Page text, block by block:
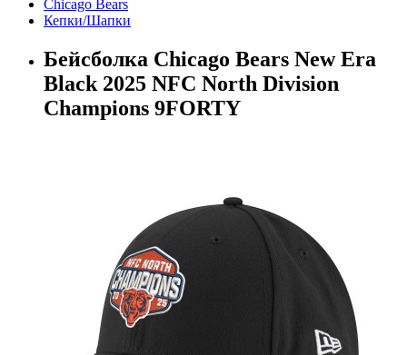
Chicago Bears
Кепки/Шапки
Бейсболка Chicago Bears New Era
Black 2025 NFC North Division
Champions 9FORTY